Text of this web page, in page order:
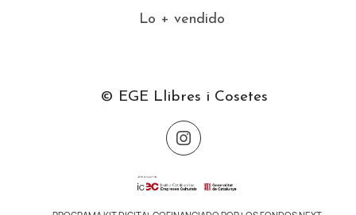
Lo + vendido
© EGE Llibres i Cosetes